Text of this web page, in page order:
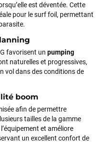
est déventée. Cette
pour le surf foil, permettant
favorisent un pumping
naturelles et progressives,
vol dans des conditions de
boom
afin de permettre
tailles de la gamme
et améliore
un excellent confort de
il y a un mois
site internet. À peine la
appelé pour confirmer
équipements, me conseiller
offert du matériel en
: la commande est partie
le matériel dans un colis
ça sur l’eau ! Je